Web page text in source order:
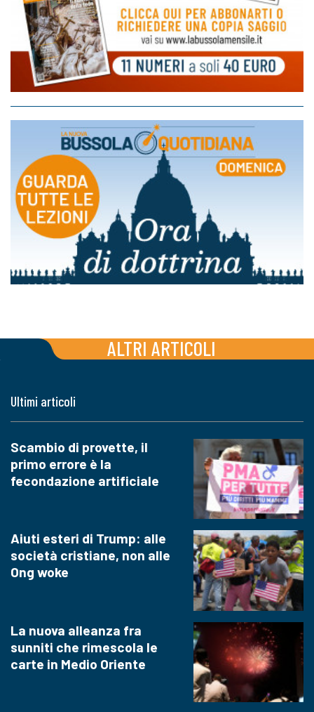
ALTRI ARTICOLI
Ultimi articoli
Scambio di provette, il
primo errore è la
fecondazione artificiale
Aiuti esteri di Trump: alle
società cristiane, non alle
Ong woke
La nuova alleanza fra
sunniti che rimescola le
carte in Medio Oriente